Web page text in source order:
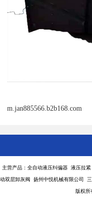
m.jan885566.b2b168.com
主营产品：全自动液压纠偏器 液压拉
动双层卸灰阀 扬州中悦机械有限公司
版权所